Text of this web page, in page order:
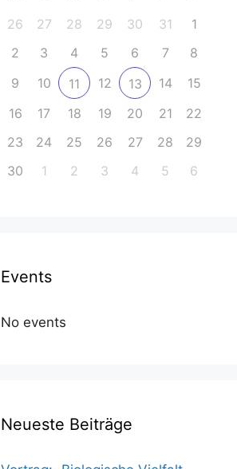
26 27 28 29 30 31
1
2
3 4 5 6 7
8
9
10 11 12 13 14
15
16
17 18 19 20 21
22
23
24 25 26 27 28
29
30
1 2 3 4 5 6
Events
No events
Neueste Beiträge